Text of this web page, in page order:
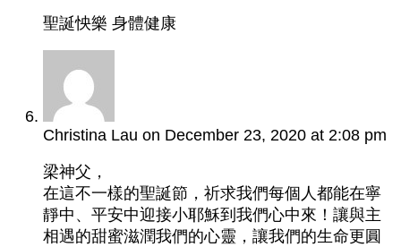
聖誕怏樂 身體健康
Christina Lau on December 23, 2020 at 2:08 pm
梁神父，
在這不一樣的聖誕節，祈求我們每個人都能在寧
靜中、平安中迎接小耶穌到我們心中來！讓與主
相遇的甜蜜滋潤我們的心靈，讓我們的生命更圓